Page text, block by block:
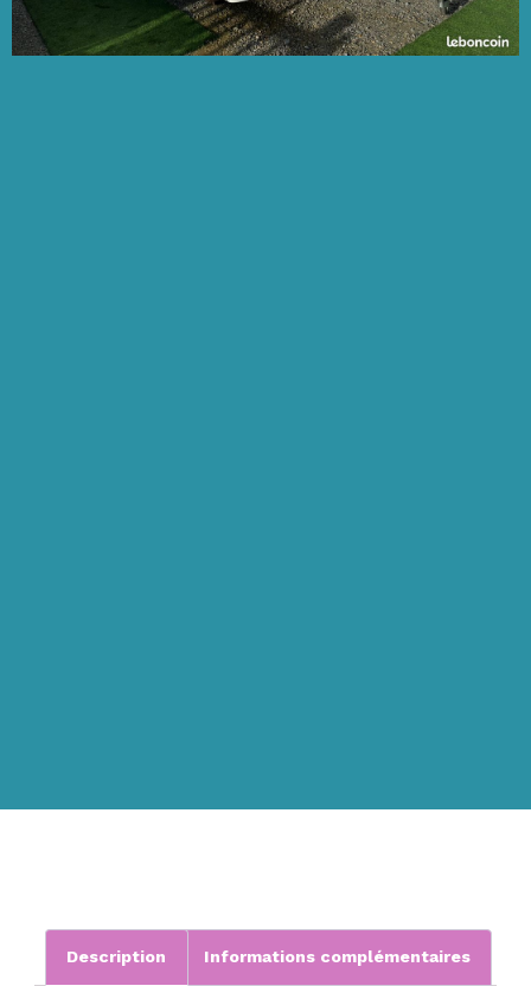
Description Informations complémentaires